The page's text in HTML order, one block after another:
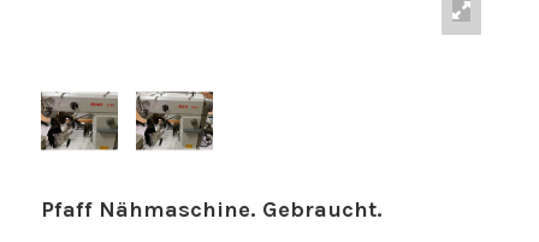
Pfaff Nähmaschine. Gebraucht.